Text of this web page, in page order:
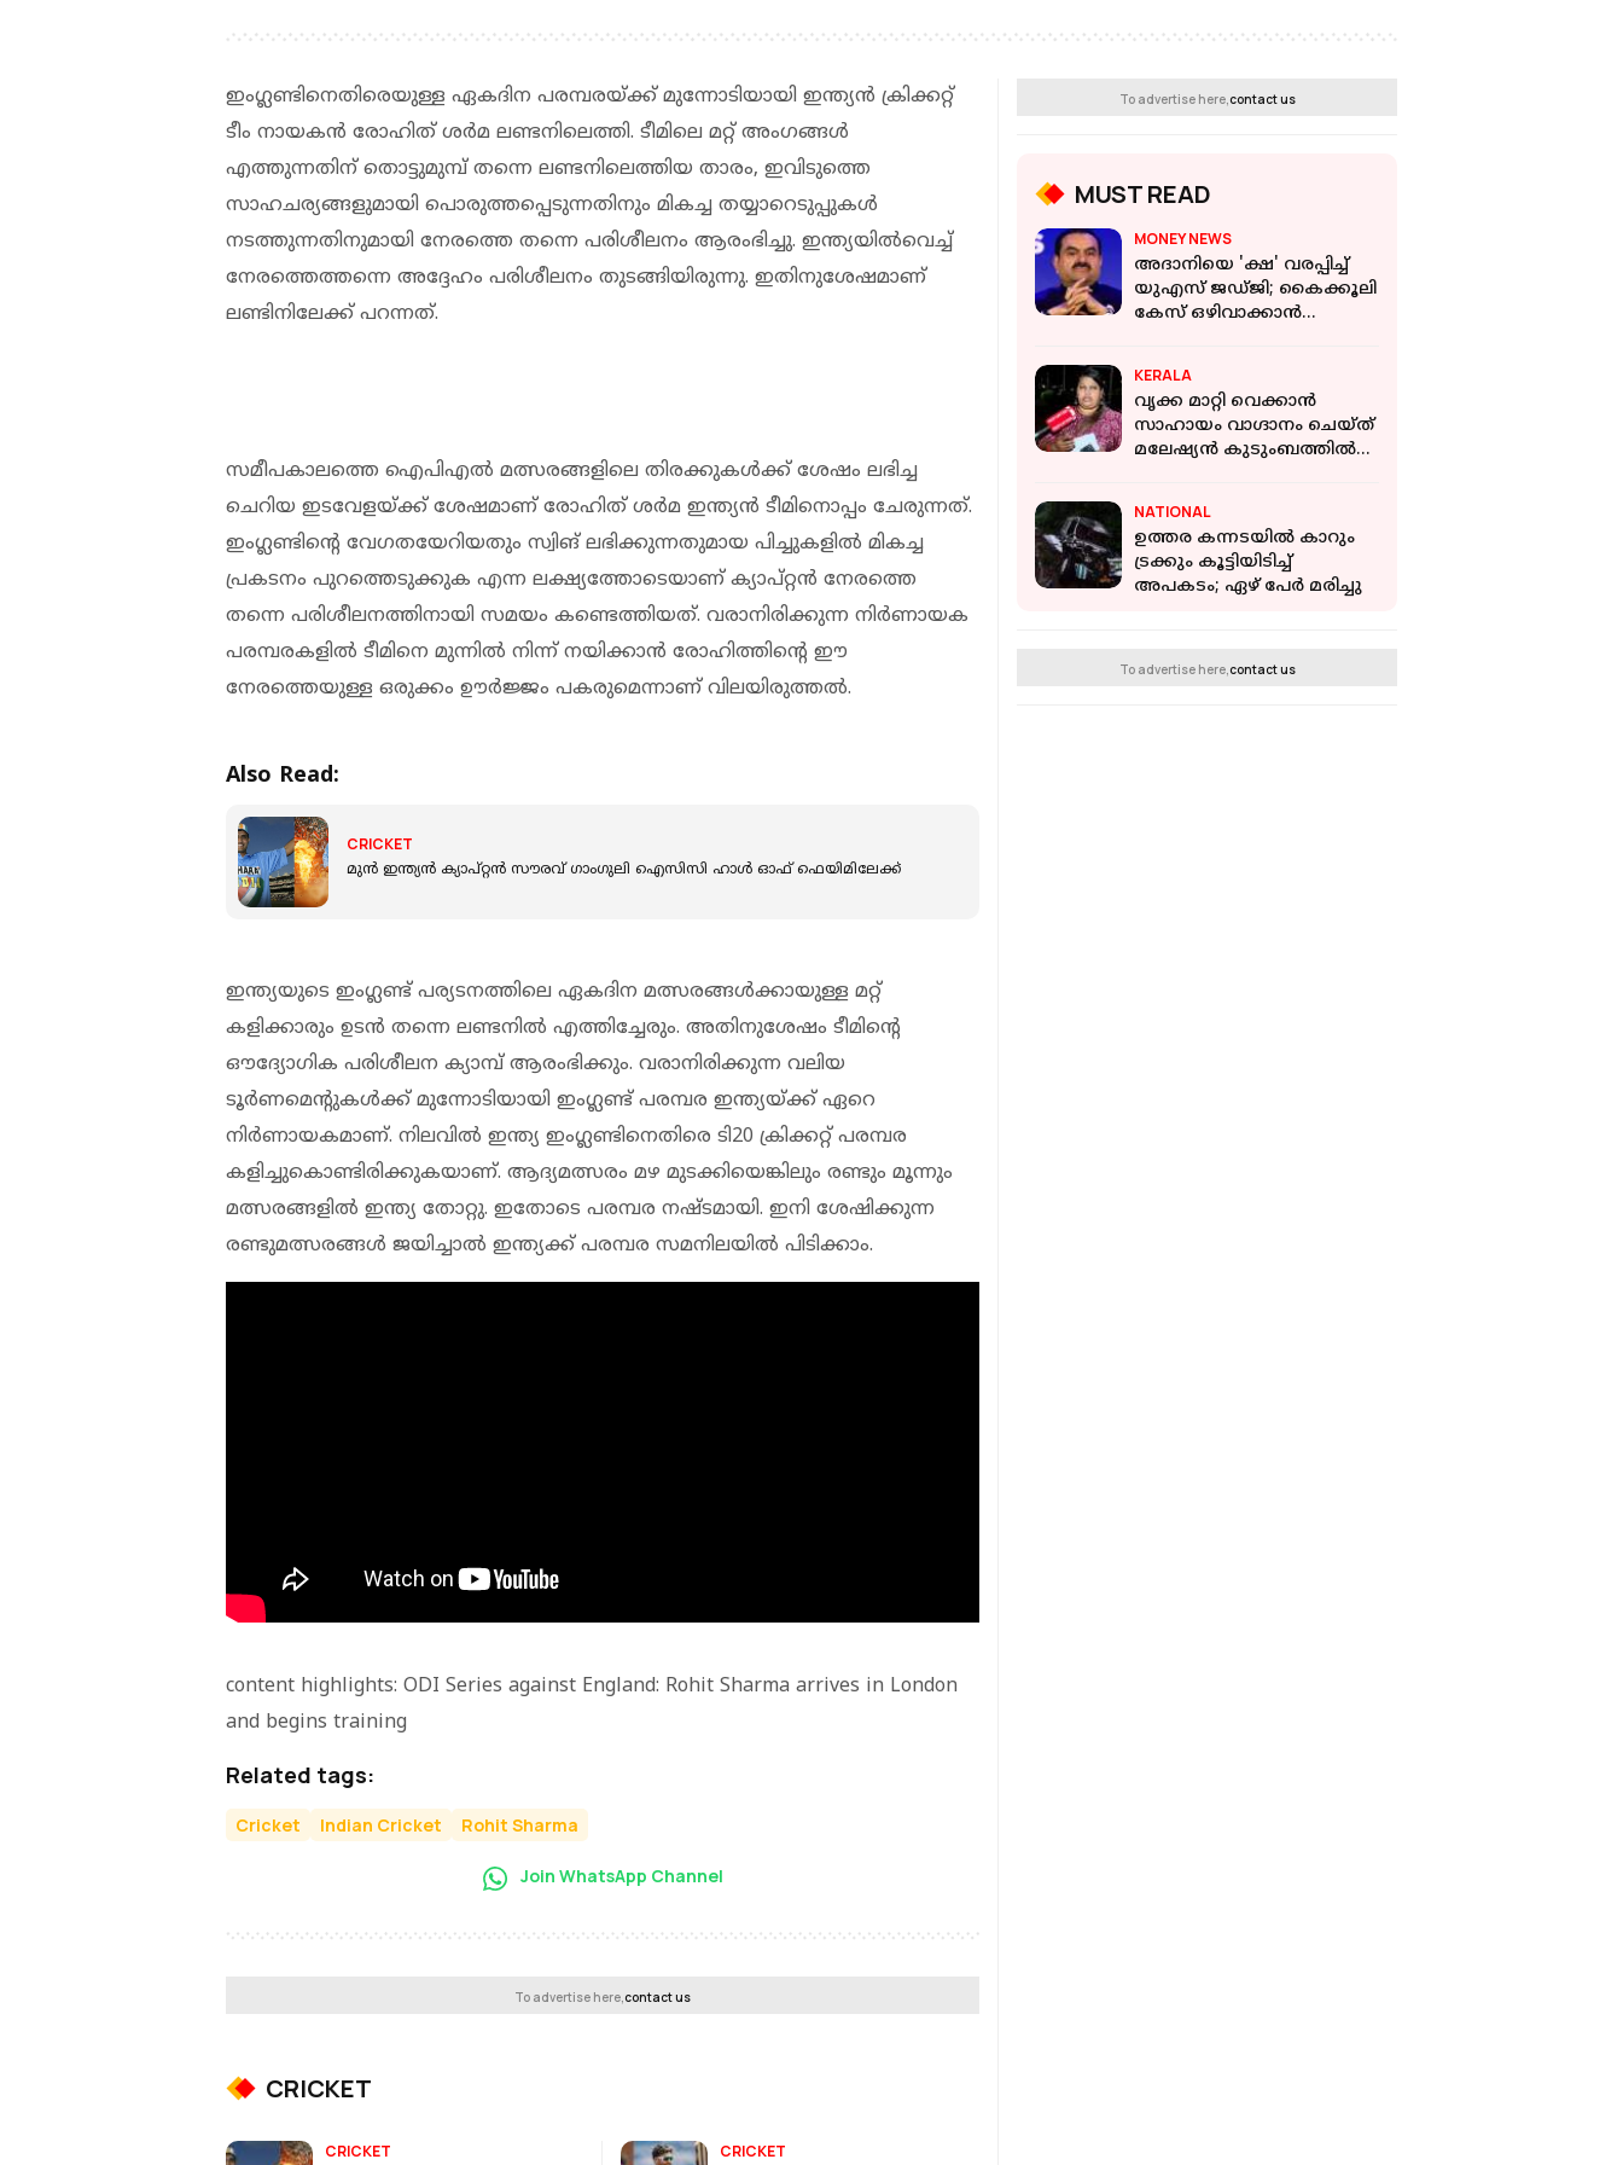
ഇംഗ്ലണ്ടിനെതിരെയുള്ള ഏകദിന പരമ്പരയ്ക്ക് മുന്നോടിയായി ഇന്ത്യന്‍ ക്രിക്കറ്റ്
ടീം നായകന്‍ രോഹിത് ശര്‍മ ലണ്ടനിലെത്തി. ടീമിലെ മറ്റ് അംഗങ്ങള്‍
എത്തുന്നതിന് തൊട്ടുമുമ്പ് തന്നെ ലണ്ടനിലെത്തിയ താരം, ഇവിടുത്തെ
സാഹചര്യങ്ങളുമായി പൊരുത്തപ്പെടുന്നതിനും മികച്ച തയ്യാറെടുപ്പുകള്‍
നടത്തുന്നതിനുമായി നേരത്തെ തന്നെ പരിശീലനം ആരംഭിച്ചു. ഇന്ത്യയില്‍വെച്ച്
നേരത്തെത്തന്നെ അദ്ദേഹം പരിശീലനം തുടങ്ങിയിരുന്നു. ഇതിനുശേഷമാണ്
ലണ്ടിനിലേക്ക് പറന്നത്.
സമീപകാലത്തെ ഐപിഎല്‍ മത്സരങ്ങളിലെ തിരക്കുകള്‍ക്ക് ശേഷം ലഭിച്ച
ചെറിയ ഇടവേളയ്ക്ക് ശേഷമാണ് രോഹിത് ശര്‍മ ഇന്ത്യന്‍ ടീമിനൊപ്പം ചേരുന്നത്.
ഇംഗ്ലണ്ടിന്റെ വേഗതയേറിയതും സ്വിങ് ലഭിക്കുന്നതുമായ പിച്ചുകളില്‍ മികച്ച
പ്രകടനം പുറത്തെടുക്കുക എന്ന ലക്ഷ്യത്തോടെയാണ് ക്യാപ്റ്റന്‍ നേരത്തെ
തന്നെ പരിശീലനത്തിനായി സമയം കണ്ടെത്തിയത്. വരാനിരിക്കുന്ന നിര്‍ണായക
പരമ്പരകളില്‍ ടീമിനെ മുന്നില്‍ നിന്ന് നയിക്കാന്‍ രോഹിത്തിന്റെ ഈ
നേരത്തെയുള്ള ഒരുക്കം ഊര്‍ജ്ജം പകരുമെന്നാണ് വിലയിരുത്തല്‍.
Also Read:
CRICKET
മുന്‍ ഇന്ത്യന്‍ ക്യാപ്റ്റന്‍ സൗരവ് ഗാംഗുലി ഐസിസി ഹാള്‍ ഓഫ് ഫെയിമിലേക്ക്
ഇന്ത്യയുടെ ഇംഗ്ലണ്ട് പര്യടനത്തിലെ ഏകദിന മത്സരങ്ങള്‍ക്കായുള്ള മറ്റ്
കളിക്കാരും ഉടന്‍ തന്നെ ലണ്ടനില്‍ എത്തിച്ചേരും. അതിനുശേഷം ടീമിന്റെ
ഔദ്യോഗിക പരിശീലന ക്യാമ്പ് ആരംഭിക്കും. വരാനിരിക്കുന്ന വലിയ
ടൂര്‍ണമെന്റുകള്‍ക്ക് മുന്നോടിയായി ഇംഗ്ലണ്ട് പരമ്പര ഇന്ത്യയ്ക്ക് ഏറെ
നിര്‍ണായകമാണ്. നിലവില്‍ ഇന്ത്യ ഇംഗ്ലണ്ടിനെതിരെ ടി20 ക്രിക്കറ്റ് പരമ്പര
കളിച്ചുകൊണ്ടിരിക്കുകയാണ്. ആദ്യമത്സരം മഴ മുടക്കിയെങ്കിലും രണ്ടും മൂന്നും
മത്സരങ്ങളില്‍ ഇന്ത്യ തോറ്റു. ഇതോടെ പരമ്പര നഷ്ടമായി. ഇനി ശേഷിക്കുന്ന
രണ്ടുമത്സരങ്ങള്‍ ജയിച്ചാല്‍ ഇന്ത്യക്ക് പരമ്പര സമനിലയില്‍ പിടിക്കാം.
content highlights: ODI Series against England: Rohit Sharma arrives in London
and begins training
Related tags:
Cricket Indian Cricket Rohit Sharma
Join WhatsApp Channel
To advertise here, contact us
CRICKET
CRICKET
CRICKET
To advertise here,contact us
MUST READ
MONEY NEWS
അദാനിയെ 'ക്ഷ' വരപ്പിച്ച്
യുഎസ് ജഡ്ജി; കൈക്കൂലി
കേസ് ഒഴിവാക്കാൻ
KERALA
വൃക്ക മാറ്റി വെക്കാന്‍
സാഹായം വാഗ്ദാനം ചെയ്ത്
മലേഷ്യന്‍ കുടുംബത്തില്‍
NATIONAL
ഉത്തര കന്നടയില്‍ കാറും
ട്രക്കും കൂട്ടിയിടിച്ച്
അപകടം; ഏഴ് പേര്‍ മരിച്ചു
To advertise here,contact us